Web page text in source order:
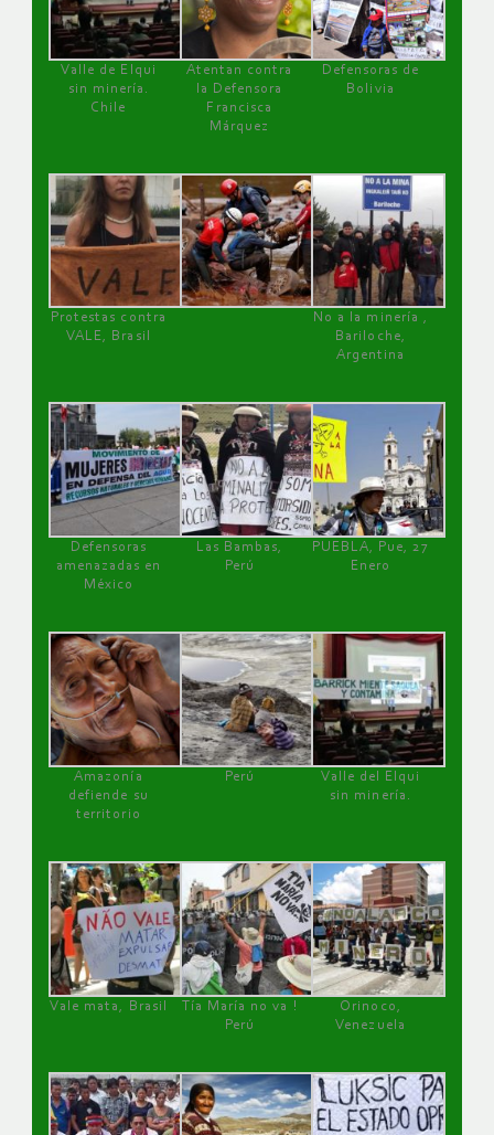
Valle de Elqui
sin minería.
Chile
Atentan contra
la Defensora
Francisca
Márquez
Defensoras de
Bolivia
Protestas contra
VALE, Brasil
No a la minería ,
Bariloche,
Argentina
Defensoras
amenazadas en
México
Las Bambas,
Perú
PUEBLA, Pue, 27
Enero
Amazonía
defiende su
territorio
Perú
Valle del Elqui
sin minería.
Vale mata, Brasil
Tía María no va !
Perú
Orinoco,
Venezuela